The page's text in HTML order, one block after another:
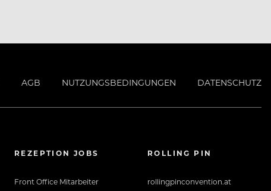
AGB NUTZUNGSBEDINGUNGEN DATENSCHUTZ
REZEPTION JOBS
Front Office Mitarbeiter
ROLLING PIN
rollingpinconvention.at